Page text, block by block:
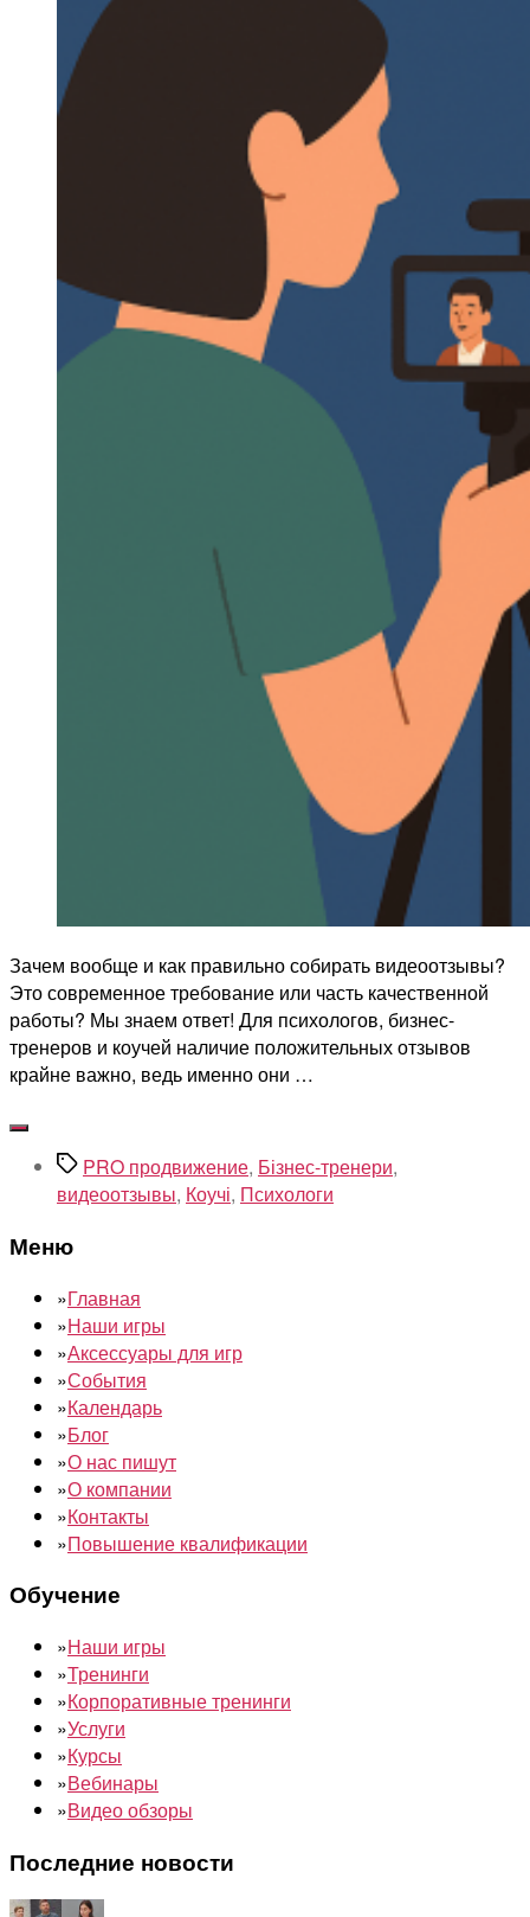
Зачем вообще и как правильно собирать видеоотзывы?
Это современное требование или часть качественной
работы? Мы знаем ответ! Для психологов, бизнес-
тренеров и коучей наличие положительных отзывов
крайне важно, ведь именно они …
МеткиPRO продвижение, Бізнес-тренери,
видеоотзывы, Коучі, Психологи
Меню
»Главная
»Наши игры
»Аксессуары для игр
»События
»Календарь
»Блог
»О нас пишут
»О компании
»Контакты
»Повышение квалификации
Обучение
»Наши игры
»Тренинги
»Корпоративные тренинги
»Услуги
»Курсы
»Вебинары
»Видео обзоры
Последние новости